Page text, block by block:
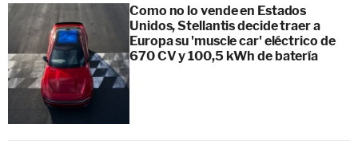
Como no lo vende en Estados
Unidos, Stellantis decide traer a
Europa su 'muscle car' eléctrico de
670 CV y 100,5 kWh de batería